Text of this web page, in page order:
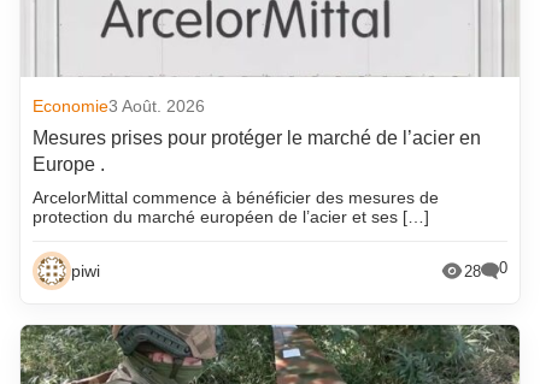
Economie3 Août. 2026
Mesures prises pour protéger le marché de l’acier en
Europe .
ArcelorMittal commence à bénéficier des mesures de
protection du marché européen de l’acier et ses […]
piwi 28 0